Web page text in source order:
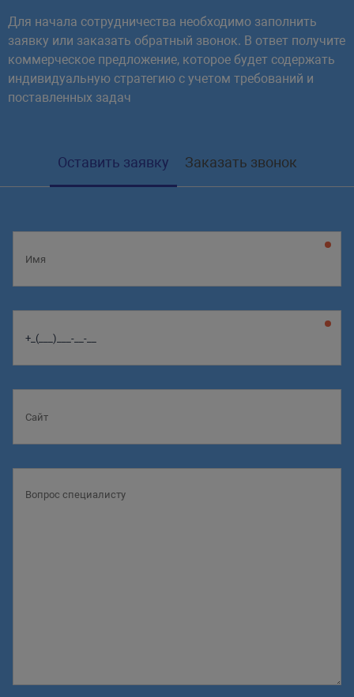
Для начала сотрудничества необходимо заполнить
заявку или заказать обратный звонок. В ответ получите
коммерческое предложение, которое будет содержать
индивидуальную стратегию с учетом требований и
поставленных задач
Оставить заявку Заказать звонок